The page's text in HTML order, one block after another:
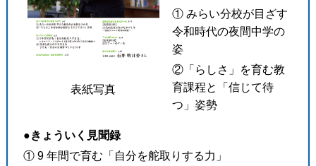
表紙写真
① みらい分校が目ざす
令和時代の夜間中学の
姿
②「らしさ」を育む教
育課程と「信じて待
つ」姿勢
●きょういく見聞録
① 9 年間で育む「自分を舵取りする力」